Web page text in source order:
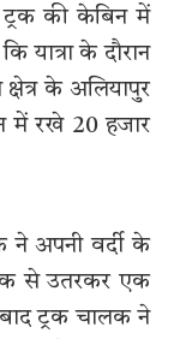
की केबिन में
यात्रा के दौरान
के अलियापुर
में रखे 20 हजार
ने अपनी वर्दी के
से उतरकर एक
ट्रक चालक ने